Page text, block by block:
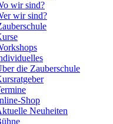
wir sind?
wir sind?
die Zauberschule
Shop
Neuheiten